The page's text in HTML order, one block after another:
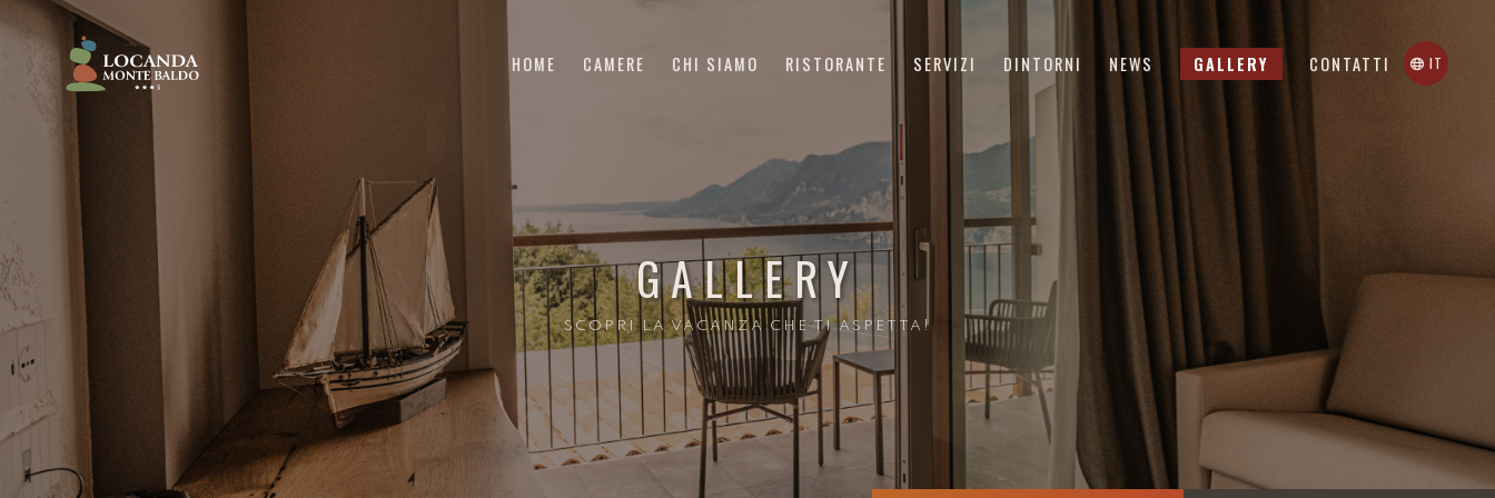
HOME CAMERE CHI SIAMO RISTORANTE SERVIZI DINTORNI NEWS (PAGINA CORRENTE)
GALLERY (PAGINA CORRENTE)
CONTATTI IT
GALLERY
SCOPRI LA VACANZA CHE TI ASPETTA!